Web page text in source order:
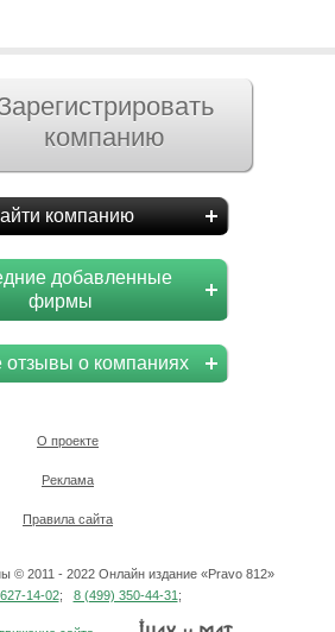
компанию
компанию
добавленные
фирмы
о компаниях
О проекте
Реклама
Правила сайта
© 2011 - 2022 Онлайн издание «Pravo 812»
14-02; 8 (499) 350-44-31 ;